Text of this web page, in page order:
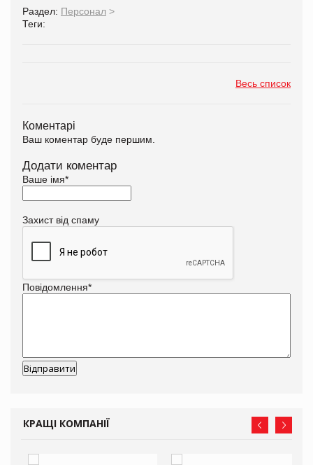
Раздел: Персонал >
Теги:
Весь список
Коментарі
Ваш коментар буде першим.
Додати коментар
Ваше імя*
Захист від спаму
Повідомлення*
КРАЩІ КОМПАНІЇ